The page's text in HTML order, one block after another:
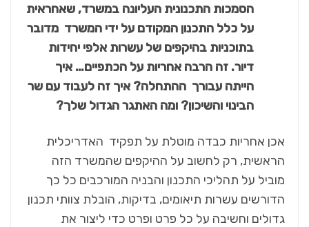
הסמכות התכנונית העליונה במשרד, שאחראית
על כלל התכנון המקודם על ידי המשרד מדובר
בתוכניות בהיקפים של עשרות אלפי יחידות
דיור. זה הרבה אחריות על הכתפיים… איך
הייתה עבורך ההתחלה? איך זה לעבוד עם שר
הבינוי והשיכון? ומה האתגר הגדול שלך?
אכן אחריות כבדה מוטלת על תפקיד האדריכלית
הראשית, רק לחשוב על ההיקפים שהמשרד הזה
מוביל על תהליכי התכנון והבניה המורכבים כל כך
הדורשים עשרות תיאומים, בדיקות, הובלת צוותי תכנון
גדולים וחשיבה על כל פרט ופרט כדי ליצור את